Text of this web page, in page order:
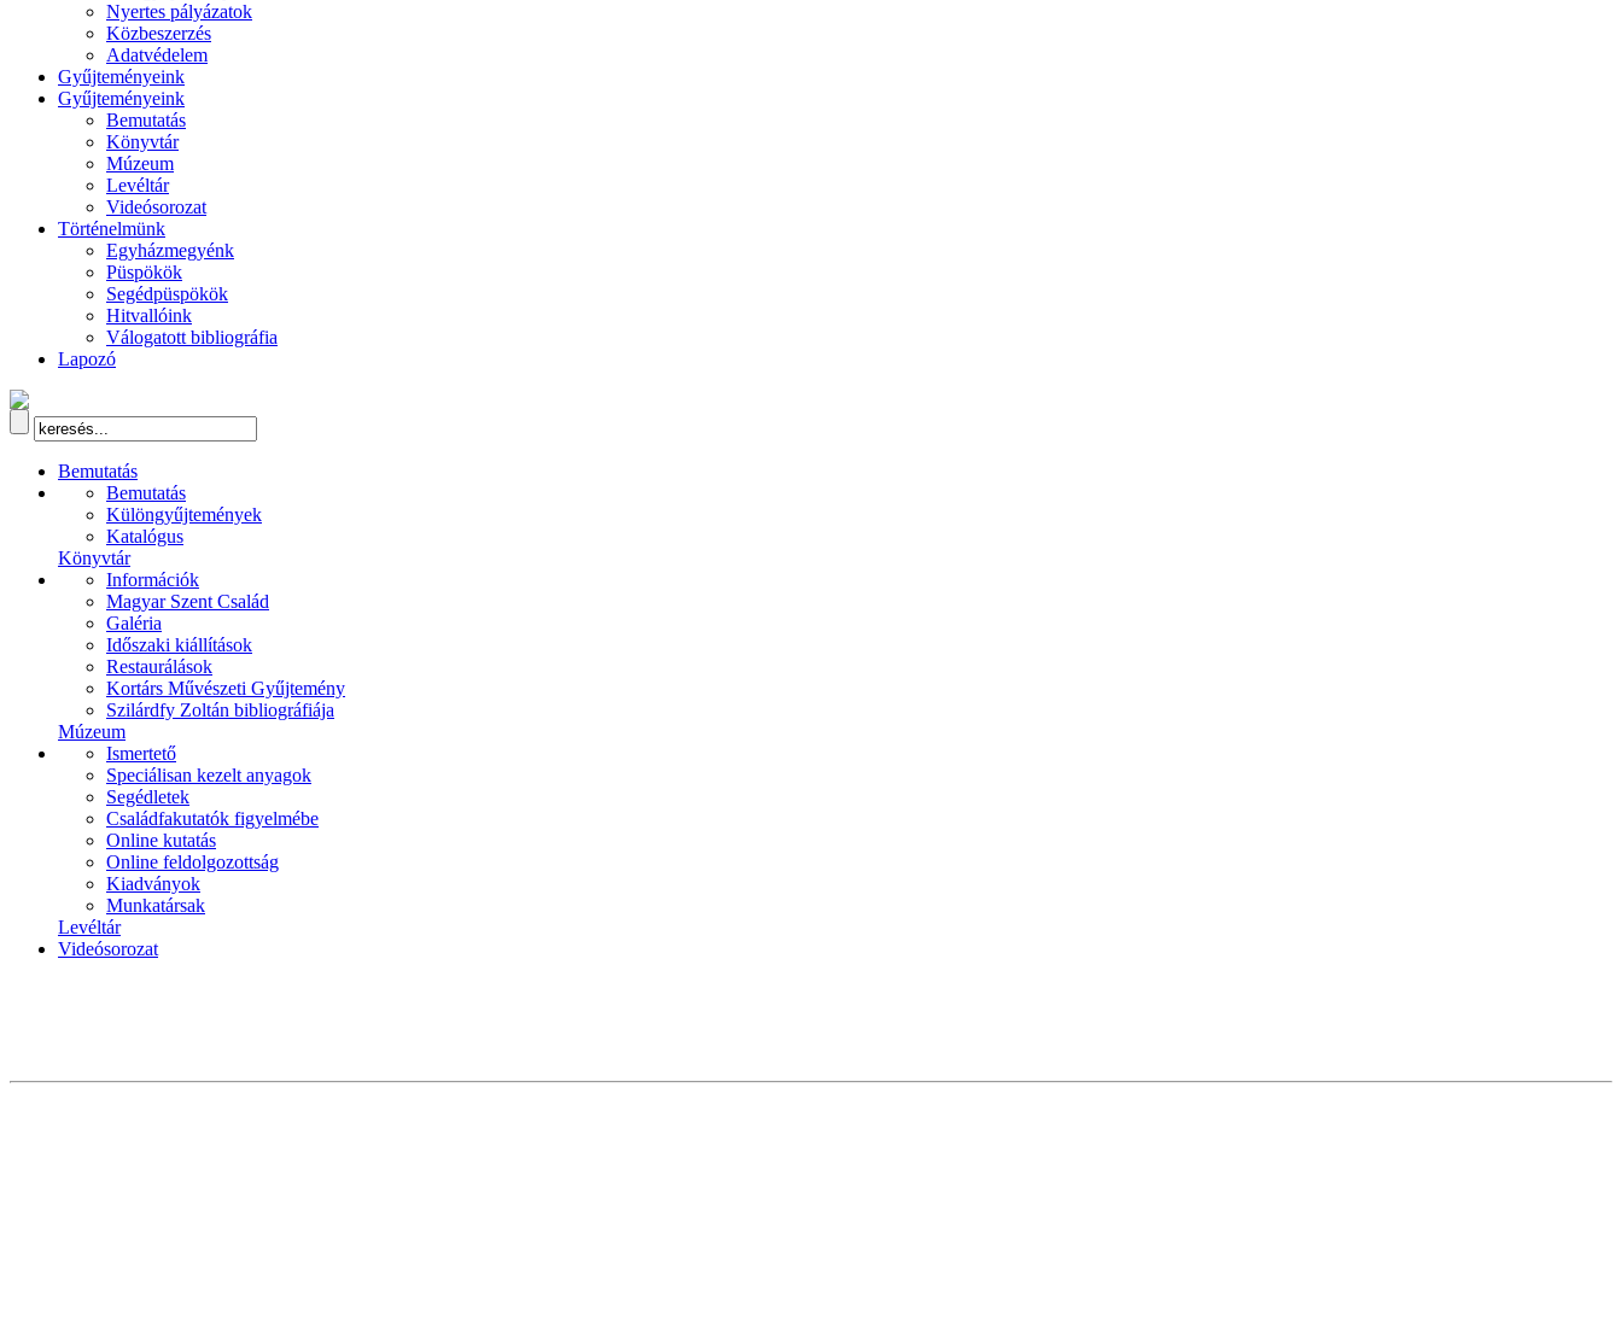
Nyertes pályázatok
Közbeszerzés
Adatvédelem
Gyűjteményeink
Gyűjteményeink
Bemutatás
Könyvtár
Múzeum
Levéltár
Videósorozat
Történelmünk
Egyházmegyénk
Püspökök
Segédpüspökök
Hitvallóink
Válogatott bibliográfia
Lapozó
Bemutatás
Bemutatás
Különgyűjtemények
Katalógus
Könyvtár
Információk
Magyar Szent Család
Galéria
Időszaki kiállítások
Restaurálások
Kortárs Művészeti Gyűjtemény
Szilárdfy Zoltán bibliográfiája
Múzeum
Ismertető
Speciálisan kezelt anyagok
Segédletek
Családfakutatók figyelmébe
Online kutatás
Online feldolgozottság
Kiadványok
Munkatársak
Levéltár
Videósorozat